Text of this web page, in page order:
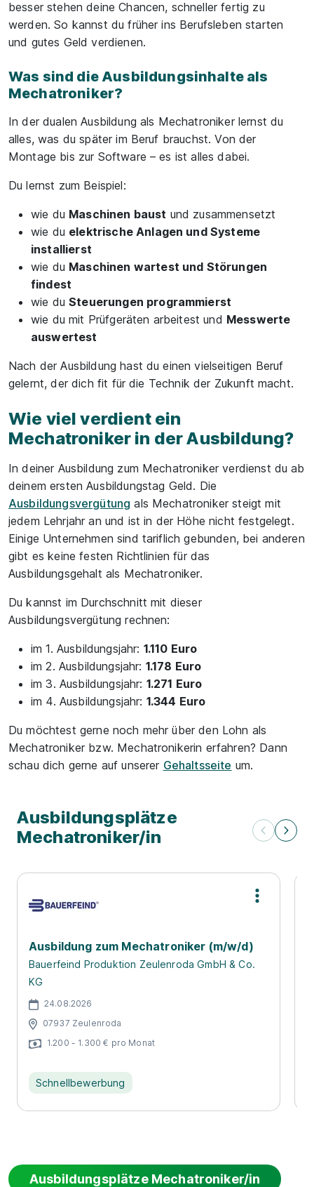
besser stehen deine Chancen, schneller fertig zu
werden. So kannst du früher ins Berufsleben starten
und gutes Geld verdienen.
Was sind die Ausbildungsinhalte als
Mechatroniker?
In der dualen Ausbildung als Mechatroniker lernst du
alles, was du später im Beruf brauchst. Von der
Montage bis zur Software – es ist alles dabei.
Du lernst zum Beispiel:
wie du Maschinen baust und zusammensetzt
wie du elektrische Anlagen und Systeme
installierst
wie du Maschinen wartest und Störungen
findest
wie duSteuerungen programmierst
wie du mit Prüfgeräten arbeitest und Messwerte
auswertest
Nach der Ausbildung hast du einen vielseitigen Beruf
gelernt, der dich fit für die Technik der Zukunft macht.
Wie viel verdient ein
Mechatroniker in der Ausbildung?
In deiner Ausbildung zum Mechatroniker verdienst du ab
deinem ersten Ausbildungstag Geld. Die
Ausbildungsvergütung als Mechatroniker steigt mit
jedem Lehrjahr an und ist in der Höhe nicht festgelegt.
Einige Unternehmen sind tariflich gebunden, bei anderen
gibt es keine festen Richtlinien für das
Ausbildungsgehalt als Mechatroniker.
Du kannst im Durchschnitt mit dieser
Ausbildungsvergütung rechnen:
im 1. Ausbildungsjahr: 1.110 Euro
im 2. Ausbildungsjahr: 1.178 Euro
im 3. Ausbildungsjahr: 1.271 Euro
im 4. Ausbildungsjahr: 1.344 Euro
Du möchtest gerne noch mehr über den Lohn als
Mechatroniker bzw. Mechatronikerin erfahren? Dann
schau dich gerne auf unserer Gehaltsseite um.
Ausbildungsplätze
Mechatroniker/in
Ausbildung zum Mechatroniker (m/w/d)
Bauerfeind Produktion Zeulenroda GmbH & Co.
KG
24.08.2026
07937 Zeulenroda
1.200 - 1.300 € pro Monat
Schnellbewerbung
Ausbildungsplätze Mechatroniker/in